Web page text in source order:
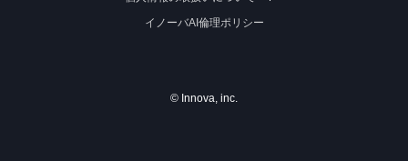
イノーバAI倫理ポリシー
© Innova, inc.